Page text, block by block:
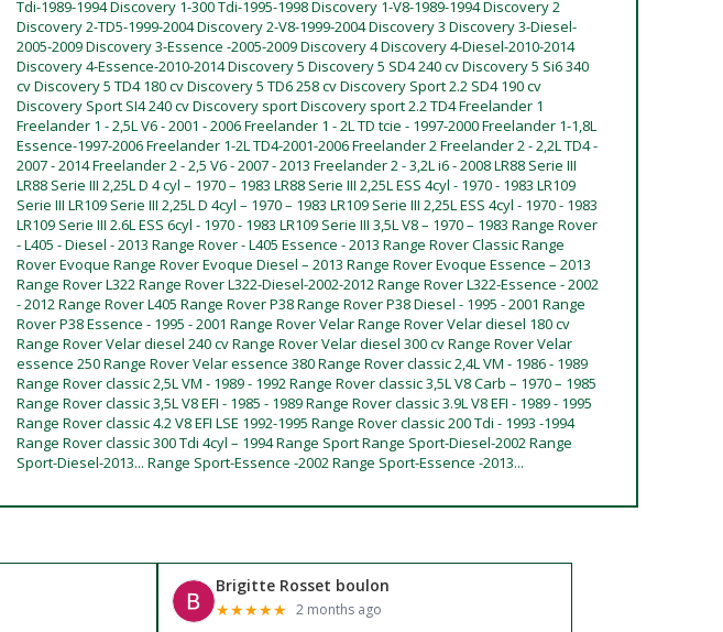
Tdi-1989-1994 Discovery 1-300 Tdi-1995-1998 Discovery 1-V8-1989-1994 Discovery 2
Discovery 2-TD5-1999-2004 Discovery 2-V8-1999-2004 Discovery 3 Discovery 3-Diesel-
2005-2009 Discovery 3-Essence -2005-2009 Discovery 4 Discovery 4-Diesel-2010-2014
Discovery 4-Essence-2010-2014 Discovery 5 Discovery 5 SD4 240 cv Discovery 5 Si6 340
cv Discovery 5 TD4 180 cv Discovery 5 TD6 258 cv Discovery Sport 2.2 SD4 190 cv
Discovery Sport SI4 240 cv Discovery sport Discovery sport 2.2 TD4 Freelander 1
Freelander 1 - 2,5L V6 - 2001 - 2006 Freelander 1 - 2L TD tcie - 1997-2000 Freelander 1-1,8L
Essence-1997-2006 Freelander 1-2L TD4-2001-2006 Freelander 2 Freelander 2 - 2,2L TD4 -
2007 - 2014 Freelander 2 - 2,5 V6 - 2007 - 2013 Freelander 2 - 3,2L i6 - 2008 LR88 Serie III
LR88 Serie III 2,25L D 4 cyl – 1970 – 1983 LR88 Serie III 2,25L ESS 4cyl - 1970 - 1983 LR109
Serie III LR109 Serie III 2,25L D 4cyl – 1970 – 1983 LR109 Serie III 2,25L ESS 4cyl - 1970 - 1983
LR109 Serie III 2.6L ESS 6cyl - 1970 - 1983 LR109 Serie III 3,5L V8 – 1970 – 1983 Range Rover
- L405 - Diesel - 2013 Range Rover - L405 Essence - 2013 Range Rover Classic Range
Rover Evoque Range Rover Evoque Diesel – 2013 Range Rover Evoque Essence – 2013
Range Rover L322 Range Rover L322-Diesel-2002-2012 Range Rover L322-Essence - 2002
- 2012 Range Rover L405 Range Rover P38 Range Rover P38 Diesel - 1995 - 2001 Range
Rover P38 Essence - 1995 - 2001 Range Rover Velar Range Rover Velar diesel 180 cv
Range Rover Velar diesel 240 cv Range Rover Velar diesel 300 cv Range Rover Velar
essence 250 Range Rover Velar essence 380 Range Rover classic 2,4L VM - 1986 - 1989
Range Rover classic 2,5L VM - 1989 - 1992 Range Rover classic 3,5L V8 Carb – 1970 – 1985
Range Rover classic 3,5L V8 EFI - 1985 - 1989 Range Rover classic 3.9L V8 EFI - 1989 - 1995
Range Rover classic 4.2 V8 EFI LSE 1992-1995 Range Rover classic 200 Tdi - 1993 -1994
Range Rover classic 300 Tdi 4cyl – 1994 Range Sport Range Sport-Diesel-2002 Range
Sport-Diesel-2013... Range Sport-Essence -2002 Range Sport-Essence -2013...
Brigitte Rosset boulon
★★★★★ 2 months ago